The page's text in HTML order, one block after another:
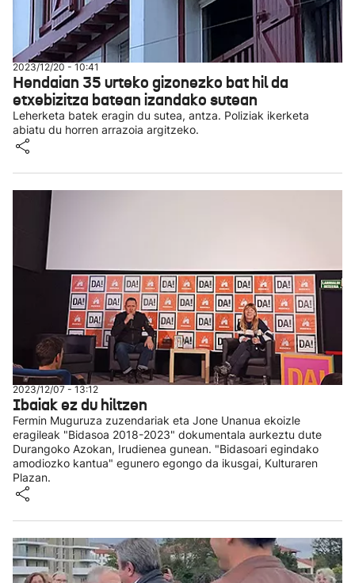
2023/12/20 - 10:41
Hendaian 35 urteko gizonezko bat hil da
etxebizitza batean izandako sutean
Leherketa batek eragin du sutea, antza. Poliziak ikerketa
abiatu du horren arrazoia argitzeko.
2023/12/07 - 13:12
Ibaiak ez du hiltzen
Fermin Muguruza zuzendariak eta Jone Unanua ekoizle
eragileak "Bidasoa 2018-2023" dokumentala aurkeztu dute
Durangoko Azokan, Irudienea gunean. "Bidasoari egindako
amodiozko kantua" egunero egongo da ikusgai, Kulturaren
Plazan.